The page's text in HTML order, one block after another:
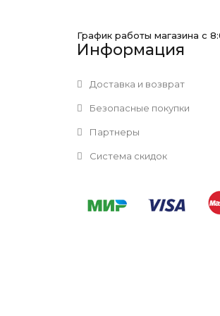
График работы магазина с
Информация
Доставка и возврат
Безопасные покупки
Партнеры
Система скидок